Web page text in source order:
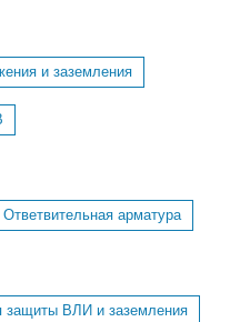
и заземления
Ответвительная арматура
защиты ВЛИ и заземления